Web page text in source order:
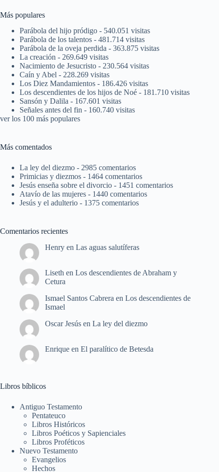
Más populares
Parábola del hijo pródigo - 540.051 visitas
Parábola de los talentos - 481.714 visitas
Parábola de la oveja perdida - 363.875 visitas
La creación - 269.649 visitas
Nacimiento de Jesucristo - 230.564 visitas
Caín y Abel - 228.269 visitas
Los Diez Mandamientos - 186.426 visitas
Los descendientes de los hijos de Noé - 181.710 visitas
Sansón y Dalila - 167.601 visitas
Señales antes del fin - 160.740 visitas
ver los 100 más populares
Más comentados
La ley del diezmo - 2985 comentarios
Primicias y diezmos - 1464 comentarios
Jesús enseña sobre el divorcio - 1451 comentarios
Atavío de las mujeres - 1440 comentarios
Jesús y el adulterio - 1375 comentarios
Comentarios recientes
Henry en Las aguas salutíferas
Liseth en Los descendientes de Abraham y
Cetura
Ismael Santos Cabrera en Los descendientes de
Ismael
Oscar Jesús en La ley del diezmo
Enrique en El paralítico de Betesda
Libros bíblicos
Antiguo Testamento
Pentateuco
Libros Históricos
Libros Poéticos y Sapienciales
Libros Proféticos
Nuevo Testamento
Evangelios
Hechos